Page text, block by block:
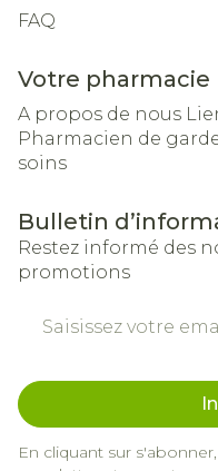
FAQ
Votre pharmacie
A propos de nous
Pharmacien de
soins
Bulletin
Restez informé des
promotions
En cliquant sur